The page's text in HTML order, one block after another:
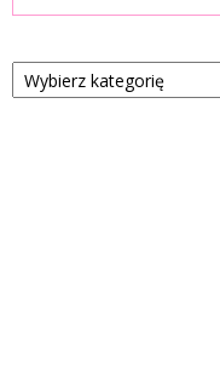
Kategorie